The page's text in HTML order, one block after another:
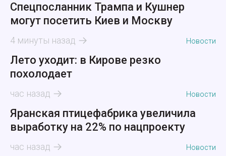
Спецпосланник Трампа и Кушнер
могут посетить Киев и Москву
4 минуты назад Новости
Лето уходит: в Кирове резко
похолодает
час назад Новости
Яранская птицефабрика увеличила
выработку на 22% по нацпроекту
час назад Новости